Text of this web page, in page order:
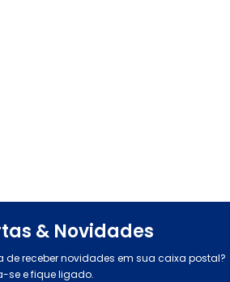
& Novidades
de receber novidades em sua caixa postal?
se e fique ligado.